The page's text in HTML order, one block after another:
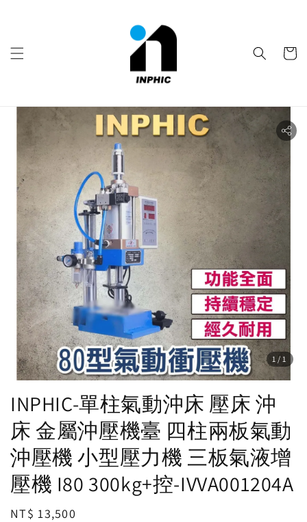
1 /1
INPHIC-單柱氣動沖床 壓床 沖
床 金屬沖壓機臺 四柱兩板氣動
沖壓機 小型壓力機 三板氣液增
壓機 I80 300kg+控-IVVA001204A
Regular
NT$ 13,500